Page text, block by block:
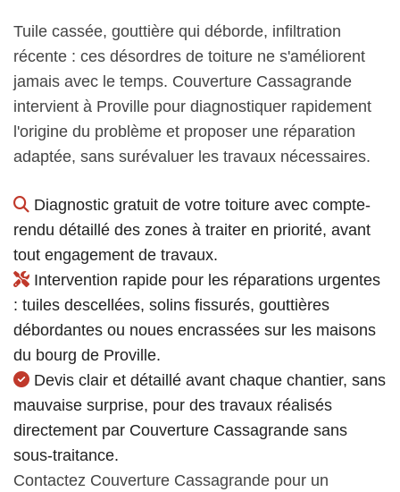
Tuile cassée, gouttière qui déborde, infiltration
récente : ces désordres de toiture ne s'améliorent
jamais avec le temps. Couverture Cassagrande
intervient à Proville pour diagnostiquer rapidement
l'origine du problème et proposer une réparation
adaptée, sans surévaluer les travaux nécessaires.
Diagnostic gratuit de votre toiture avec compte-
rendu détaillé des zones à traiter en priorité, avant
tout engagement de travaux.
Intervention rapide pour les réparations urgentes
: tuiles descellées, solins fissurés, gouttières
débordantes ou noues encrassées sur les maisons
du bourg de Proville.
Devis clair et détaillé avant chaque chantier, sans
mauvaise surprise, pour des travaux réalisés
directement par Couverture Cassagrande sans
sous-traitance.
Contactez Couverture Cassagrande pour un